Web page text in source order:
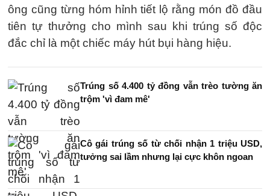
ông cũng từng hóm hỉnh tiết lộ rằng món đồ đầu
tiên tự thưởng cho mình sau khi trúng số độc
đắc chỉ là một chiếc máy hút bụi hàng hiệu.
Trúng số 4.400 tỷ đồng vẫn trèo tường ăn
trộm 'vì đam mê'
Cô gái trúng số từ chối nhận 1 triệu USD,
tưởng sai lầm nhưng lại cực khôn ngoan